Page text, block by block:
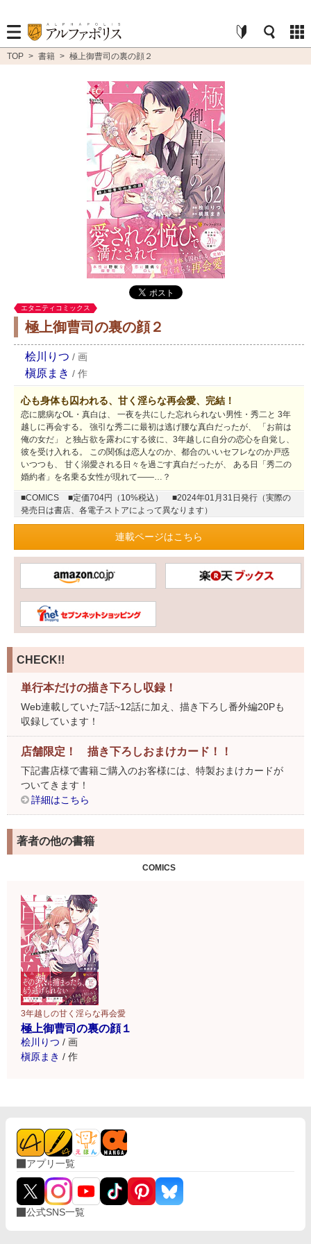
TOP > 書籍 > 極上御曹司の裏の顔２
エタニティコミックス
極上御曹司の裏の顔２
桧川りつ / 画
槇原まき / 作
心も身体も囚われる、甘く淫らな再会愛、完結！
恋に臆病なOL・真白は、 一夜を共にした忘れられない男性・秀二と 3年
越しに再会する。 強引な秀二に最初は逃げ腰な真白だったが、 「お前は
俺の女だ」 と独占欲を露わにする彼に、3年越しに自分の恋心を自覚し、
彼を受け入れる。 この関係は恋人なのか、都合のいいセフレなのか戸惑
いつつも、 甘く溺愛される日々を過ごす真白だったが、 ある日「秀二の
婚約者」を名乗る女性が現れて――…？
■COMICS ■定価704円（10%税込）
■2024年01月31日発行（実際の
発売日は書店、各電子ストアによって異なります）
連載ページはこちら
CHECK!!
単行本だけの描き下ろし収録！
Web連載していた7話~12話に加え、描き下ろし番外編20Pも
収録しています！
店舗限定！ 描き下ろしおまけカード！！
下記書店様で書籍ご購入のお客様には、特製おまけカードが
ついてきます！
詳細はこちら
著者の他の書籍
COMICS
3年越しの甘く淫らな再会愛
極上御曹司の裏の顔１
桧川りつ / 画
槇原まき / 作
アプリ一覧
公式SNS一覧